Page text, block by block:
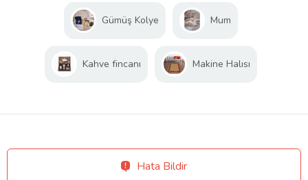
Gümüş Kolye Mum
Kahve fincanı Makine Halısı
Hata Bildir